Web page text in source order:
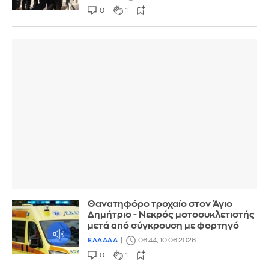
0 1
Θανατηφόρο τροχαίο στον Άγιο
Δημήτριο - Νεκρός μοτοσυκλετιστής
μετά από σύγκρουση με φορτηγό
ΕΛΛΑΔΑ 06:44, 10.06.2026
0 1